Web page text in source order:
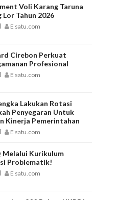
Voli Karang Taruna
Lor Tahun 2026
E satu.com
Cirebon Perkuat
Profesional
E satu.com
Lakukan Rotasi
Penyegaran Untuk
Kinerja Pemerintahan
E satu.com
Melalui Kurikulum
Problematik!
E satu.com